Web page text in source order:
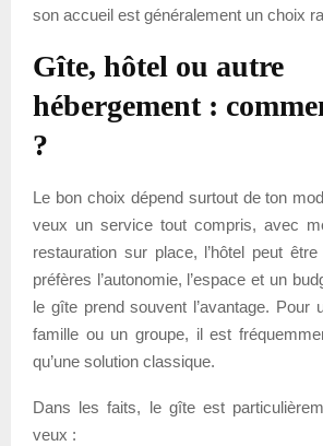
son accueil est généralement un choix
Gîte, hôtel ou autre
hébergement :
?
Le bon choix dépend surtout de ton
veux un service tout compris, avec
restauration sur place, l’hôtel peut
préfères l’autonomie, l’espace et un
le gîte prend souvent l’avantage. Pour
famille ou un groupe, il est
qu’une solution classique.
Dans les faits, le gîte est
veux :